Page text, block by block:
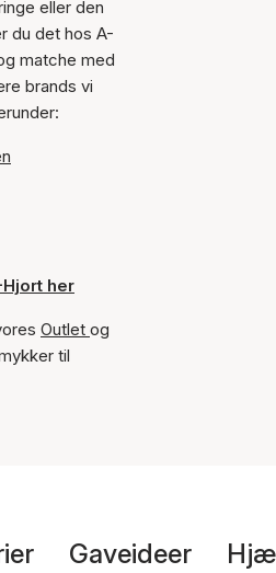
eller den
du det hos A-
matche med
brands vi
her
Outlet og
til
Gaveideer